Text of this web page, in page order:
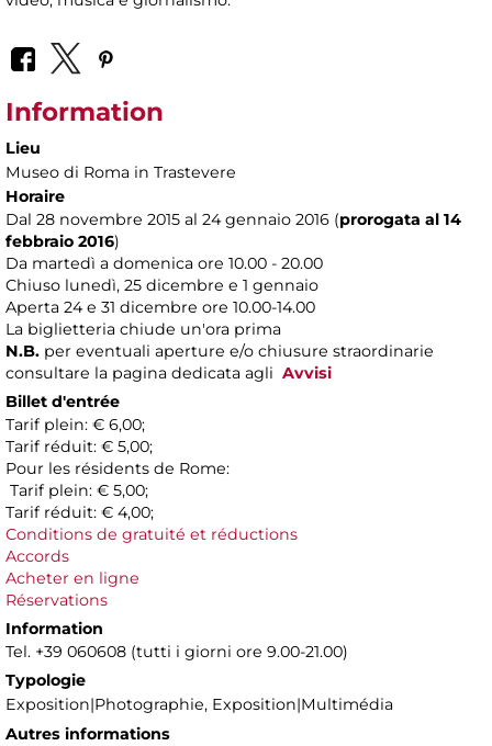
Information
Lieu
Museo di Roma in Trastevere
Horaire
Dal 28 novembre 2015 al 24 gennaio 2016 (prorogata al 14
febbraio 2016)
Da martedì a domenica ore 10.00 - 20.00
Chiuso lunedì, 25 dicembre e 1 gennaio
Aperta 24 e 31 dicembre ore 10.00-14.00
La biglietteria chiude un'ora prima
N.B. per eventuali aperture e/o chiusure straordinarie
consultare la pagina dedicata agli Avvisi
Billet d'entrée
Tarif plein: € 6,00;
Tarif réduit: € 5,00;
Pour les résidents de Rome:
Tarif plein: € 5,00;
Tarif réduit: € 4,00;
Conditions de gratuité et réductions
Accords
Acheter en ligne
Réservations
Information
Tel. +39 060608 (tutti i giorni ore 9.00-21.00)
Typologie
Exposition|Photographie, Exposition|Multimédia
Autres informations